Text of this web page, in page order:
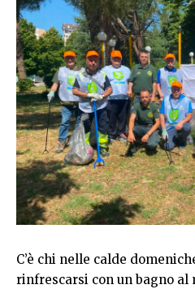
C’è chi nelle calde
rinfrescarsi con un bagno al